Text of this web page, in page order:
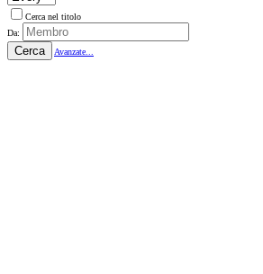
Cerca nel titolo
Da:
Cerca Avanzate...